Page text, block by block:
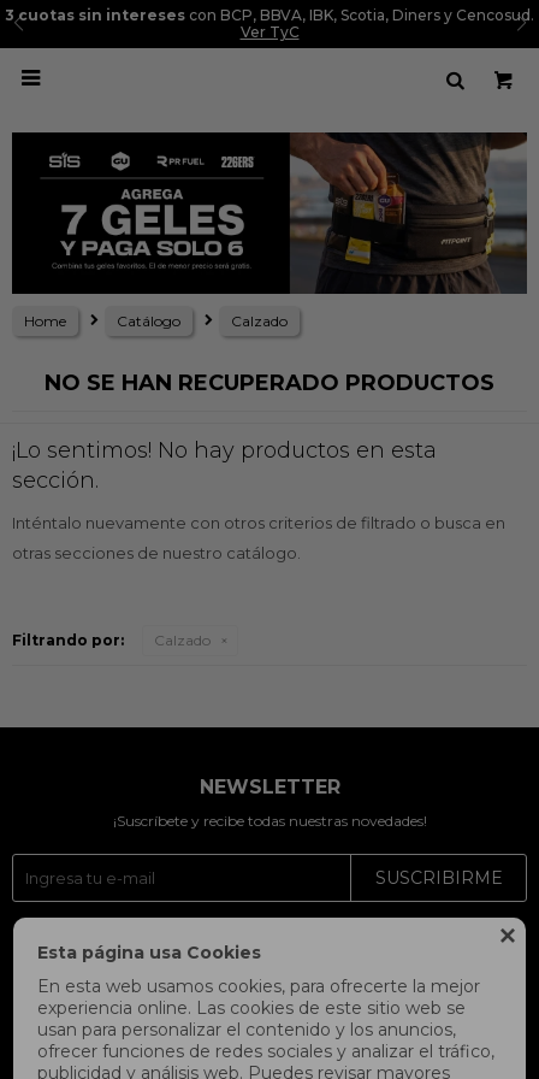

Esta página usa Cookies
En esta web usamos cookies, para ofrecerte la mejor
experiencia online. Las cookies de este sitio web se
usan para personalizar el contenido y los anuncios,
ofrecer funciones de redes sociales y analizar el tráfico,
publicidad y análisis web. Puedes revisar mayores
3 cuotas sin intereses con BCP, BBVA, IBK, Scotia, Diners y Cencosud.
Ver TyC

Home Catálogo Calzado
NO SE HAN RECUPERADO PRODUCTOS
¡Lo sentimos! No hay productos en esta
sección.
Inténtalo nuevamente con otros criterios de filtrado o busca en
otras secciones de nuestro catálogo.
Filtrando por: Calzado
NEWSLETTER
¡Suscríbete y recibe todas nuestras novedades!
SUSCRIBIRME
